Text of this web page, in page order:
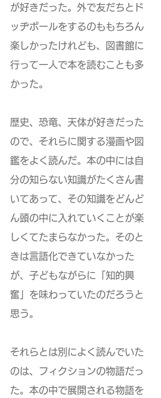
が好きだった。外で友だちとド
ッヂボールをするのももちろん
楽しかったけれども、図書館に
行って一人で本を読むことも多
かった。
歴史、恐竜、天体が好きだった
ので、それらに関する漫画や図
鑑をよく読んだ。本の中には自
分の知らない知識がたくさん書
いてあって、その知識をどんど
ん頭の中に入れていくことが楽
しくてたまらなかった。そのと
きは言語化できていなかった
が、子どもながらに「知的興
奮」を味わっていたのだろうと
思う。
それらとは別によく読んでいた
のは、フィクションの物語だっ
た。本の中で展開される物語を